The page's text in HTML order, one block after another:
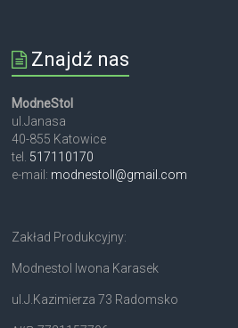
Znajdź nas
ModneStol
ul.Janasa
40-855 Katowice
tel. 517110170
e-mail: modnestoll@gmail.com
Zakład Produkcyjny:
Modnestol Iwona Karasek
ul.J.Kazimierza 73 Radomsko